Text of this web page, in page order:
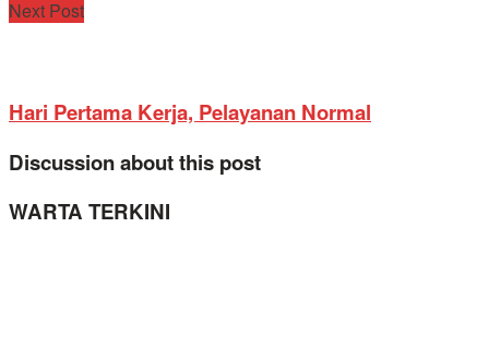
Next Post
Hari Pertama Kerja, Pelayanan Normal
Discussion about this post
WARTA TERKINI